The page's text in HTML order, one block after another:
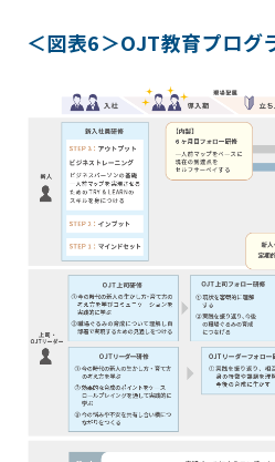
＜図表6＞OJT教育プログ